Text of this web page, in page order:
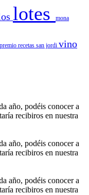
lotes mona
premio recetas san jordi vino
año, podéis conocer a
recibiros en nuestra
año, podéis conocer a
recibiros en nuestra
año, podéis conocer a
recibiros en nuestra